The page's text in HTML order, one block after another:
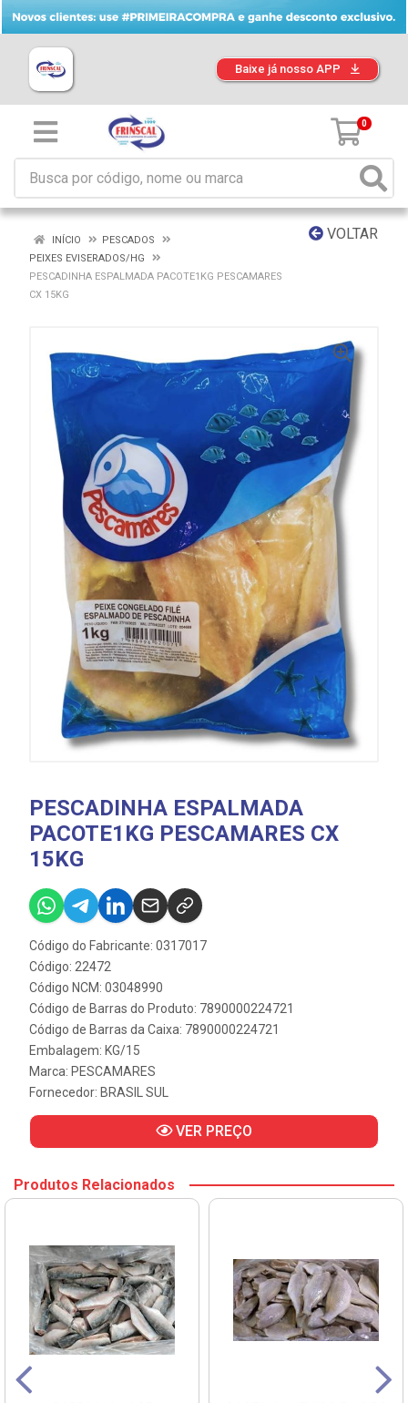
Baixe já nosso APP
0
VOLTAR
INÍCIO
PESCADOS
PEIXES EVISERADOS/HG
PESCADINHA ESPALMADA PACOTE1KG PESCAMARES
CX 15KG
PESCADINHA ESPALMADA
PACOTE1KG PESCAMARES CX
15KG
Código do Fabricante: 0317017
Código: 22472
Código NCM: 03048990
Código de Barras do Produto: 7890000224721
Código de Barras da Caixa: 7890000224721
Embalagem: KG/15
Marca: PESCAMARES
Fornecedor: BRASIL SUL
VER PREÇO
Produtos Relacionados